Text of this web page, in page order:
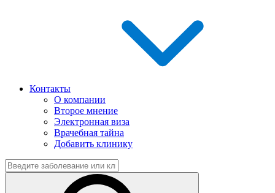
Контакты
О компании
Второе мнение
Электронная виза
Врачебная тайна
Добавить клинику